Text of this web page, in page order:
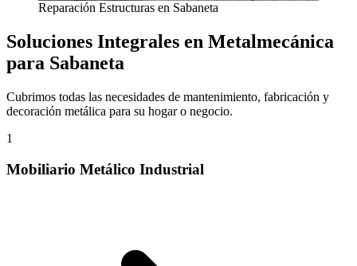
Reparación Estructuras en Sabaneta
Soluciones Integrales en Metalmecánica
para Sabaneta
Cubrimos todas las necesidades de mantenimiento, fabricación y
decoración metálica para su hogar o negocio.
1
Mobiliario Metálico Industrial